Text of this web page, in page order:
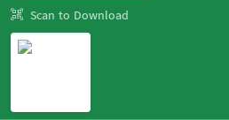
Scan to Download